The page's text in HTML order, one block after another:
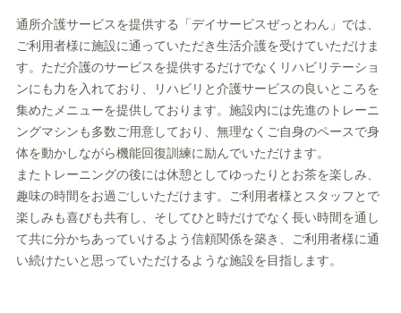
通所介護サービスを提供する「デイサービスぜっとわん」では、
ご利用者様に施設に通っていただき生活介護を受けていただけま
す。ただ介護のサービスを提供するだけでなくリハビリテーショ
ンにも力を入れており、リハビリと介護サービスの良いところを
集めたメニューを提供しております。施設内には先進のトレーニ
ングマシンも多数ご用意しており、無理なくご自身のペースで身
体を動かしながら機能回復訓練に励んでいただけます。
またトレーニングの後には休憩としてゆったりとお茶を楽しみ、
趣味の時間をお過ごしいただけます。ご利用者様とスタッフとで
楽しみも喜びも共有し、そしてひと時だけでなく長い時間を通し
て共に分かちあっていけるよう信頼関係を築き、ご利用者様に通
い続けたいと思っていただけるような施設を目指します。